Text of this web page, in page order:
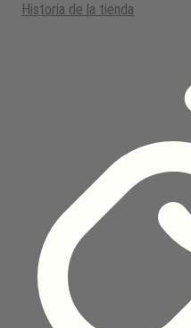
Historia de la tienda